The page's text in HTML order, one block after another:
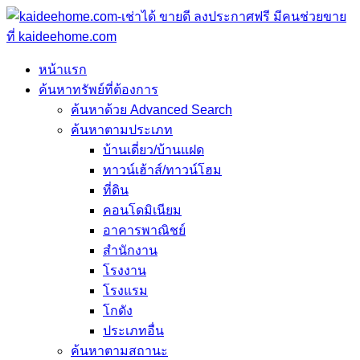
หน้าแรก
ค้นหาทรัพย์ที่ต้องการ
ค้นหาด้วย Advanced Search
ค้นหาตามประเภท
บ้านเดี่ยว/บ้านแฝด
ทาวน์เฮ้าส์/ทาวน์โฮม
ที่ดิน
คอนโดมิเนียม
อาคารพาณิชย์
สำนักงาน
โรงงาน
โรงแรม
โกดัง
ประเภทอื่น
ค้นหาตามสถานะ